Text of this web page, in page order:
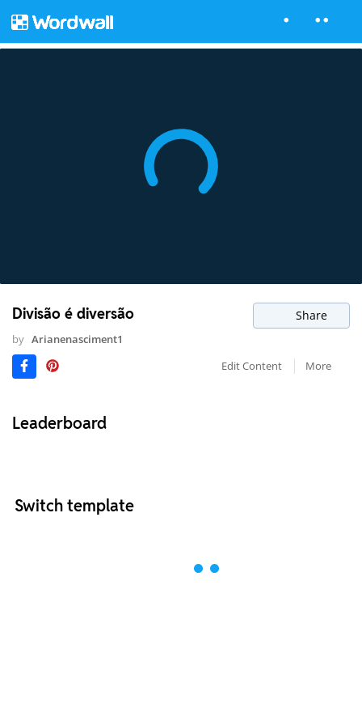
Divisão é diversão Share
by Arianenasciment1
Edit Content
More
Leaderboard
Switch template